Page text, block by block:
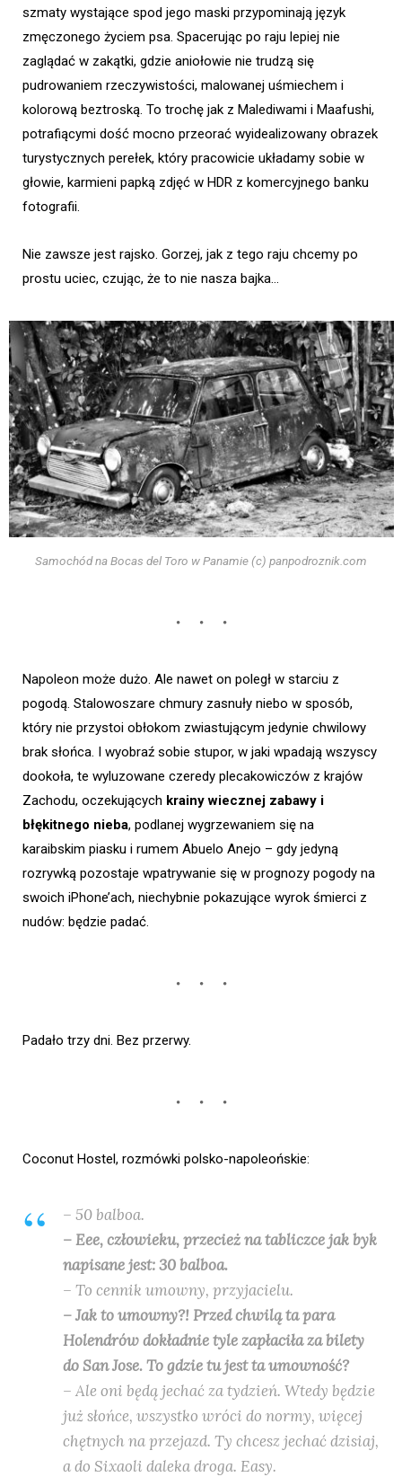
szmaty wystające spod jego maski przypominają język
zmęczonego życiem psa. Spacerując po raju lepiej nie
zaglądać w zakątki, gdzie aniołowie nie trudzą się
pudrowaniem rzeczywistości, malowanej uśmiechem i
kolorową beztroską. To trochę jak z Malediwami i Maafushi,
potrafiącymi dość mocno przeorać wyidealizowany obrazek
turystycznych perełek, który pracowicie układamy sobie w
głowie, karmieni papką zdjęć w HDR z komercyjnego banku
fotografii.
Nie zawsze jest rajsko. Gorzej, jak z tego raju chcemy po
prostu uciec, czując, że to nie nasza bajka…
Samochód na Bocas del Toro w Panamie (c) panpodroznik.com
Napoleon może dużo. Ale nawet on poległ w starciu z
pogodą. Stalowoszare chmury zasnuły niebo w sposób,
który nie przystoi obłokom zwiastującym jedynie chwilowy
brak słońca. I wyobraź sobie stupor, w jaki wpadają wszyscy
dookoła, te wyluzowane czeredy plecakowiczów z krajów
Zachodu, oczekujących krainy wiecznej zabawy i
błękitnego nieba, podlanej wygrzewaniem się na
karaibskim piasku i rumem Abuelo Anejo – gdy jedyną
rozrywką pozostaje wpatrywanie się w prognozy pogody na
swoich iPhone’ach, niechybnie pokazujące wyrok śmierci z
nudów: będzie padać.
Padało trzy dni. Bez przerwy.
Coconut Hostel, rozmówki polsko-napoleońskie:
– 50 balboa.
– Eee, człowieku, przecież na tabliczce jak byk
napisane jest: 30 balboa.
– To cennik umowny, przyjacielu.
– Jak to umowny?! Przed chwilą ta para
Holendrów dokładnie tyle zapłaciła za bilety
do San Jose. To gdzie tu jest ta umowność?
– Ale oni będą jechać za tydzień. Wtedy będzie
już słońce, wszystko wróci do normy, więcej
chętnych na przejazd. Ty chcesz jechać dzisiaj,
a do Sixaoli daleka droga. Easy.